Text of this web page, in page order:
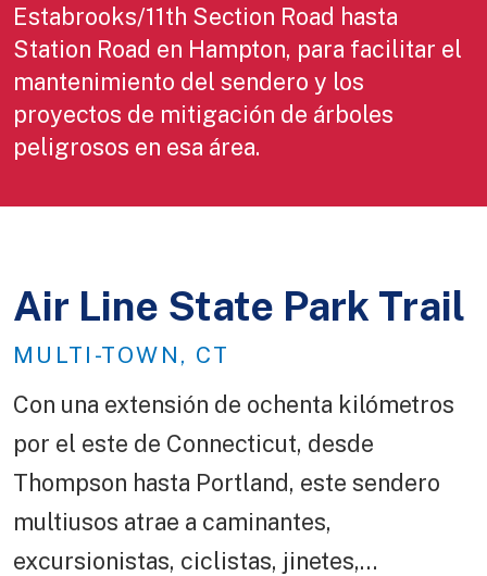
Estabrooks/11th Section Road hasta
Station Road en Hampton, para facilitar el
mantenimiento del sendero y los
proyectos de mitigación de árboles
peligrosos en esa área.
Air Line State Park Trail
MULTI-TOWN, CT
Con una extensión de ochenta kilómetros
por el este de Connecticut, desde
Thompson hasta Portland, este sendero
multiusos atrae a caminantes,
excursionistas, ciclistas, jinetes,